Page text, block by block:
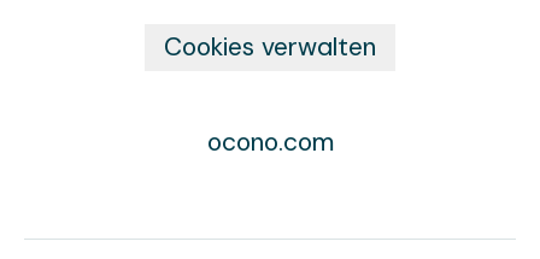
Cookies verwalten
ocono.com